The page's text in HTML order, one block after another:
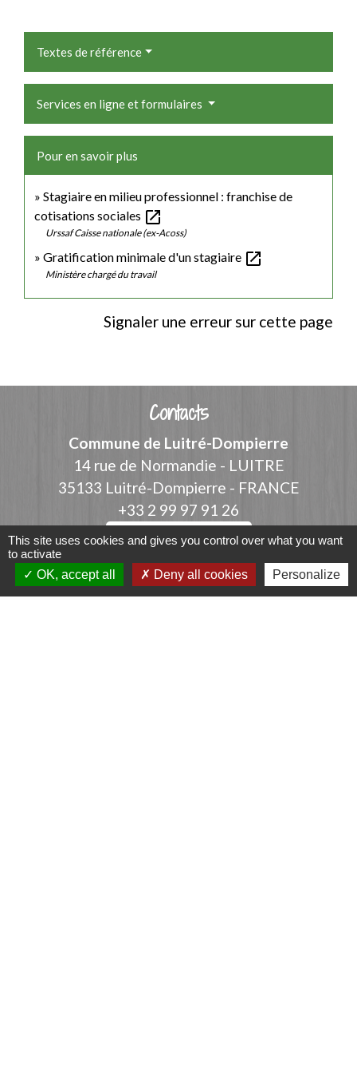
Textes de référence
Services en ligne et formulaires
Pour en savoir plus
Stagiaire en milieu professionnel : franchise de
cotisations sociales open_in_new
Urssaf Caisse nationale (ex-Acoss)
Gratification minimale d'un stagiaire open_in_new
Ministère chargé du travail
Signaler une erreur sur cette page
Contacts
Commune de Luitré-Dompierre
14 rue de Normandie - LUITRE
35133 Luitré-Dompierre - FRANCE
+33 2 99 97 91 26
Contact par formulaire
This site uses cookies and gives you control over what you want
to activate
OK, accept all
Deny all cookies Personalize